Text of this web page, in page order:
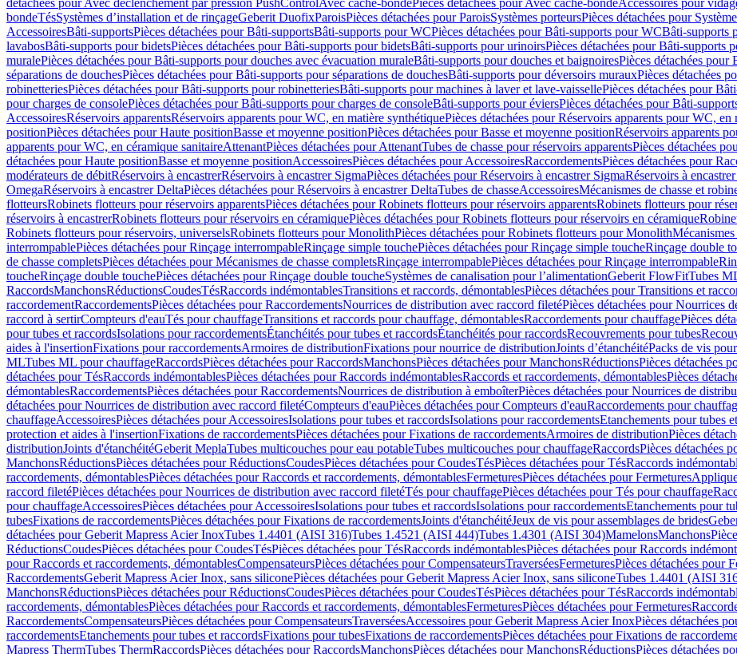
détachées pour Avec déclenchement par pression PushControlAvec cache-bondePièces détachées pour Avec cache-bondeAccessoires pour
bondeTésSystèmes d’installation et de rinçageGeberit DuofixParoisPièces détachées pour ParoisSystèmes porteursPièces détachées pour
AccessoiresBâti-supportsPièces détachées pour Bâti-supportsBâti-supports pour WCPièces détachées pour Bâti-supports pour WCBâti-supports
lavabosBâti-supports pour bidetsPièces détachées pour Bâti-supports pour bidetsBâti-supports pour urinoirsPièces détachées pour Bâti-supports
muralePièces détachées pour Bâti-supports pour douches avec évacuation muraleBâti-supports pour douches et baignoiresPièces détachées pour
séparations de douchesPièces détachées pour Bâti-supports pour séparations de douchesBâti-supports pour déversoirs murauxPièces détachées
robinetteriesPièces détachées pour Bâti-supports pour robinetteriesBâti-supports pour machines à laver et lave-vaissellePièces détachées pour
pour charges de consolePièces détachées pour Bâti-supports pour charges de consoleBâti-supports pour éviersPièces détachées pour Bâti-
AccessoiresRéservoirs apparentsRéservoirs apparents pour WC, en matière synthétiquePièces détachées pour Réservoirs apparents pour WC, en
positionPièces détachées pour Haute positionBasse et moyenne positionPièces détachées pour Basse et moyenne positionRéservoirs apparents
apparents pour WC, en céramique sanitaireAttenantPièces détachées pour AttenantTubes de chasse pour réservoirs apparentsPièces détachées
détachées pour Haute positionBasse et moyenne positionAccessoiresPièces détachées pour AccessoiresRaccordementsPièces détachées pour
modérateurs de débitRéservoirs à encastrerRéservoirs à encastrer SigmaPièces détachées pour Réservoirs à encastrer SigmaRéservoirs à
OmegaRéservoirs à encastrer DeltaPièces détachées pour Réservoirs à encastrer DeltaTubes de chasseAccessoiresMécanismes de chasse et
flotteursRobinets flotteurs pour réservoirs apparentsPièces détachées pour Robinets flotteurs pour réservoirs apparentsRobinets flotteurs pour
réservoirs à encastrerRobinets flotteurs pour réservoirs en céramiquePièces détachées pour Robinets flotteurs pour réservoirs en céramique
Robinets flotteurs pour réservoirs, universelsRobinets flotteurs pour MonolithPièces détachées pour Robinets flotteurs pour MonolithMécanismes
interrompablePièces détachées pour Rinçage interrompableRinçage simple touchePièces détachées pour Rinçage simple toucheRinçage double
de chasse completsPièces détachées pour Mécanismes de chasse completsRinçage interrompablePièces détachées pour Rinçage interrompable
toucheRinçage double touchePièces détachées pour Rinçage double toucheSystèmes de canalisation pour l’alimentationGeberit FlowFitTubes
RaccordsManchonsRéductionsCoudesTésRaccords indémontablesTransitions et raccords, démontablesPièces détachées pour Transitions et
raccordementRaccordementsPièces détachées pour RaccordementsNourrices de distribution avec raccord filetéPièces détachées pour Nourrices
raccord à sertirCompteurs d'eauTés pour chauffageTransitions et raccords pour chauffage, démontablesRaccordements pour chauffagePièces
pour tubes et raccordsIsolations pour raccordementsÉtanchéités pour tubes et raccordsÉtanchéités pour raccordsRecouvrements pour tubes
aides à l'insertionFixations pour raccordementsArmoires de distributionFixations pour nourrice de distributionJoints d’étanchéitéPacks de vis
MLTubes ML pour chauffageRaccordsPièces détachées pour RaccordsManchonsPièces détachées pour ManchonsRéductionsPièces détachées
détachées pour TésRaccords indémontablesPièces détachées pour Raccords indémontablesRaccords et raccordements, démontablesPièces
démontablesRaccordementsPièces détachées pour RaccordementsNourrices de distribution à emboîterPièces détachées pour Nourrices de
détachées pour Nourrices de distribution avec raccord filetéCompteurs d'eauPièces détachées pour Compteurs d'eauRaccordements pour
chauffageAccessoiresPièces détachées pour AccessoiresIsolations pour tubes et raccordsIsolations pour raccordementsEtanchements pour tubes
protection et aides à l'insertionFixations de raccordementsPièces détachées pour Fixations de raccordementsArmoires de distributionPièces
distributionJoints d'étanchéitéGeberit MeplaTubes multicouches pour eau potableTubes multicouches pour chauffageRaccordsPièces détachées
ManchonsRéductionsPièces détachées pour RéductionsCoudesPièces détachées pour CoudesTésPièces détachées pour TésRaccords
raccordements, démontablesPièces détachées pour Raccords et raccordements, démontablesFermeturesPièces détachées pour Fermetures
raccord filetéPièces détachées pour Nourrices de distribution avec raccord filetéTés pour chauffagePièces détachées pour Tés pour chauffage
pour chauffageAccessoiresPièces détachées pour AccessoiresIsolations pour tubes et raccordsIsolations pour raccordementsEtanchements pour
tubesFixations de raccordementsPièces détachées pour Fixations de raccordementsJoints d'étanchéitéJeux de vis pour assemblages de brides
détachées pour Geberit Mapress Acier InoxTubes 1.4401 (AISI 316)Tubes 1.4521 (AISI 444)Tubes 1.4301 (AISI 304)MamelonsManchons
RéductionsCoudesPièces détachées pour CoudesTésPièces détachées pour TésRaccords indémontablesPièces détachées pour Raccords
pour Raccords et raccordements, démontablesCompensateursPièces détachées pour CompensateursTraverséesFermeturesPièces détachées pour
RaccordementsGeberit Mapress Acier Inox, sans siliconePièces détachées pour Geberit Mapress Acier Inox, sans siliconeTubes 1.4401 (AISI
ManchonsRéductionsPièces détachées pour RéductionsCoudesPièces détachées pour CoudesTésPièces détachées pour TésRaccords
raccordements, démontablesPièces détachées pour Raccords et raccordements, démontablesFermeturesPièces détachées pour Fermetures
RaccordementsCompensateursPièces détachées pour CompensateursTraverséesAccessoires pour Geberit Mapress Acier InoxPièces détachées
raccordementsEtanchements pour tubes et raccordsFixations pour tubesFixations de raccordementsPièces détachées pour Fixations de
Mapress ThermTubes ThermRaccordsPièces détachées pour RaccordsManchonsPièces détachées pour ManchonsRéductionsPièces détachées